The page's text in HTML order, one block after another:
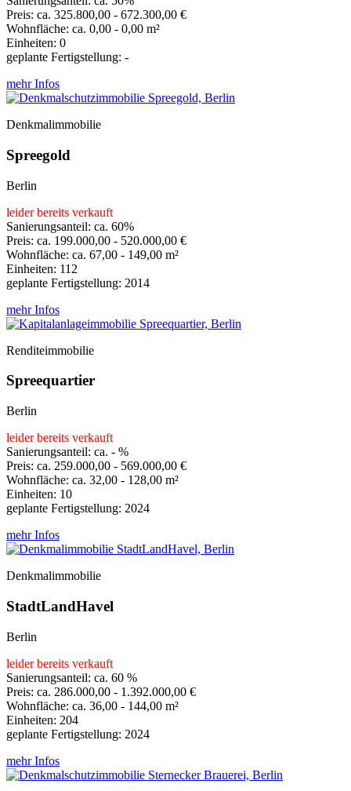
Preis: ca. 325.800,00 - 672.300,00 €
Wohnfläche: ca. 0,00 - 0,00 m²
Einheiten: 0
geplante Fertigstellung: -
mehr Infos
Denkmalimmobilie
Spreegold
Berlin
leider bereits verkauft
Sanierungsanteil: ca. 60%
Preis: ca. 199.000,00 - 520.000,00 €
Wohnfläche: ca. 67,00 - 149,00 m²
Einheiten: 112
geplante Fertigstellung: 2014
mehr Infos
Renditeimmobilie
Spreequartier
Berlin
leider bereits verkauft
Sanierungsanteil: ca. - %
Preis: ca. 259.000,00 - 569.000,00 €
Wohnfläche: ca. 32,00 - 128,00 m²
Einheiten: 10
geplante Fertigstellung: 2024
mehr Infos
Denkmalimmobilie
StadtLandHavel
Berlin
leider bereits verkauft
Sanierungsanteil: ca. 60 %
Preis: ca. 286.000,00 - 1.392.000,00 €
Wohnfläche: ca. 36,00 - 144,00 m²
Einheiten: 204
geplante Fertigstellung: 2024
mehr Infos